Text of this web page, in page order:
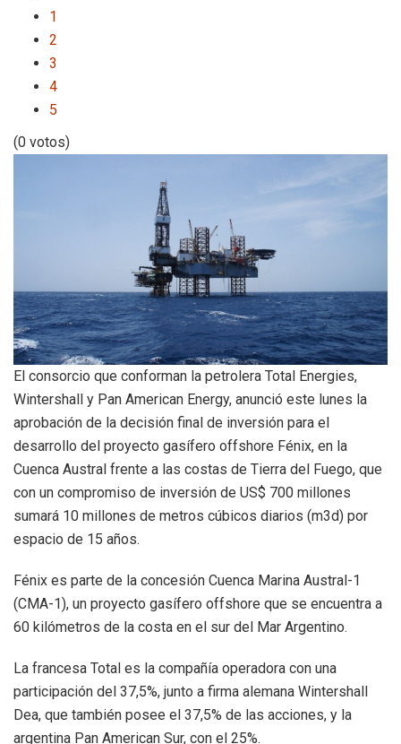
1
2
3
4
5
(0 votos)
El consorcio que conforman la petrolera Total Energies,
Wintershall y Pan American Energy, anunció este lunes la
aprobación de la decisión final de inversión para el
desarrollo del proyecto gasífero offshore Fénix, en la
Cuenca Austral frente a las costas de Tierra del Fuego, que
con un compromiso de inversión de US$ 700 millones
sumará 10 millones de metros cúbicos diarios (m3d) por
espacio de 15 años.
Fénix es parte de la concesión Cuenca Marina Austral-1
(CMA-1), un proyecto gasífero offshore que se encuentra a
60 kilómetros de la costa en el sur del Mar Argentino.
La francesa Total es la compañía operadora con una
participación del 37,5%, junto a firma alemana Wintershall
Dea, que también posee el 37,5% de las acciones, y la
argentina Pan American Sur, con el 25%.